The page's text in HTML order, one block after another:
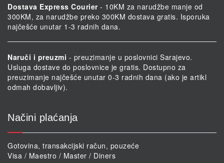
Dostava Express Courier- 10KM za narudžbe manje od
300KM, za narudžbe preko 300KM dostava gratis. Isporuka
najčešće unutar 1-3 radnih dana.
Naruči i preuzmi - preuzimanje u poslovnici Sarajevo.
Usluga dostave do poslovnice je gratis. Dostupno za
preuzimanje najčešće unutar 0-3 radnih dana (ako je artikl
odmah dobavljiv).
Načini plaćanja
Gotovina, transakcijski račun, pouzeće
Visa / Maestro / Master / Diners